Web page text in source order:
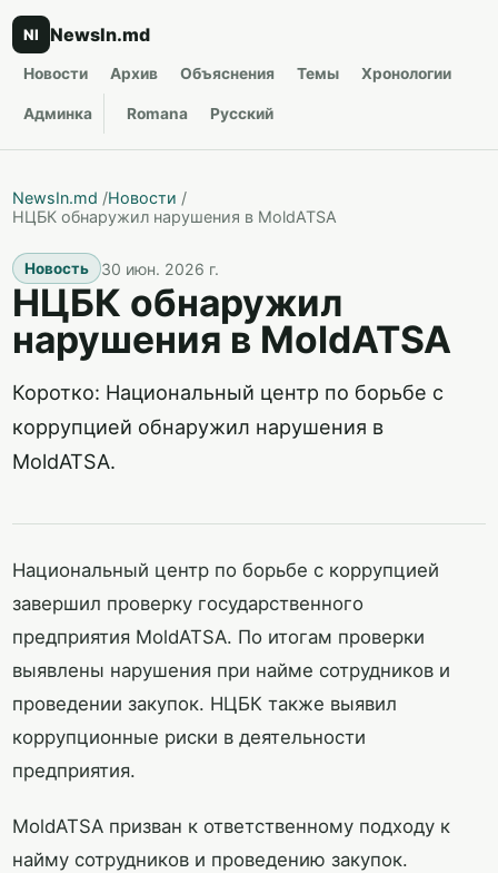
NI NewsIn.md
Новости Архив Объяснения Темы Хронологии
Админка Romana Русский
NewsIn.md /Новости /
НЦБК обнаружил нарушения в MoldATSA
Новость 30 июн. 2026 г.
НЦБК обнаружил
нарушения в MoldATSA
Коротко: Национальный центр по борьбе с
коррупцией обнаружил нарушения в
MoldATSA.
Национальный центр по борьбе с коррупцией
завершил проверку государственного
предприятия MoldATSA. По итогам проверки
выявлены нарушения при найме сотрудников и
проведении закупок. НЦБК также выявил
коррупционные риски в деятельности
предприятия.
MoldATSA призван к ответственному подходу к
найму сотрудников и проведению закупок.